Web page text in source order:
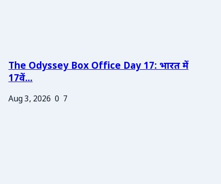
The Odyssey Box Office Day 17: भारत में
17वें...
Aug 3, 2026 0 7